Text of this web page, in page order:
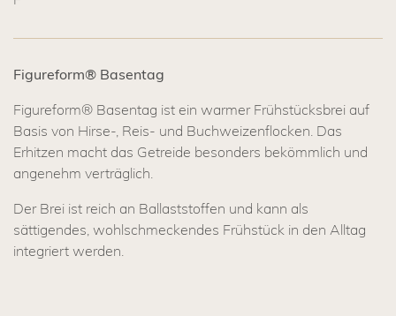
Figureform® Basentag
Figureform® Basentag ist ein warmer Frühstücksbrei auf
Basis von Hirse-, Reis- und Buchweizenflocken. Das
Erhitzen macht das Getreide besonders bekömmlich und
angenehm verträglich.
Der Brei ist reich an Ballaststoffen und kann als
sättigendes, wohlschmeckendes Frühstück in den Alltag
integriert werden.